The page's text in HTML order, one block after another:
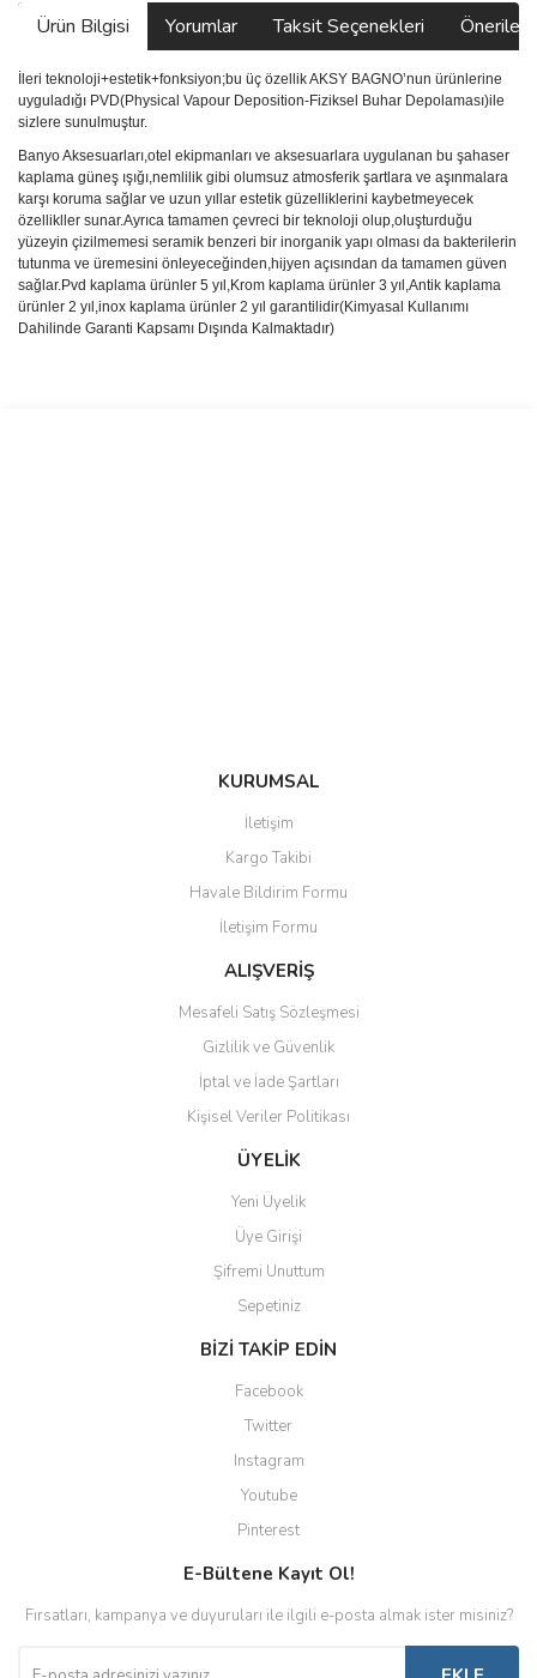
Ürün Bilgisi Yorumlar Taksit Seçenekleri
İleri teknoloji+estetik+fonksiyon;bu üç özellik AKSY BAGNO’nun ürünlerine
uyguladığı PVD(Physical Vapour Deposition-Fiziksel Buhar Depolaması)ile
sizlere sunulmuştur.
Banyo Aksesuarları,otel ekipmanları ve aksesuarlara uygulanan bu şahaser
kaplama güneş ışığı,nemlilik gibi olumsuz atmosferik şartlara ve aşınmalara
karşı koruma sağlar ve uzun yıllar estetik güzelliklerini kaybetmeyecek
özellikller sunar.Ayrıca tamamen çevreci bir teknoloji olup,oluşturduğu
yüzeyin çizilmemesi seramik benzeri bir inorganik yapı olması da bakterilerin
tutunma ve üremesini önleyeceğinden,hijyen açısından da tamamen güven
sağlar.Pvd kaplama ürünler 5 yıl,Krom kaplama ürünler 3 yıl,Antik kaplama
ürünler 2 yıl,inox kaplama ürünler 2 yıl garantilidir(Kimyasal Kullanımı
Dahilinde Garanti Kapsamı Dışında Kalmaktadır)
Gönder
KURUMSAL
İletişim
Kargo Takibi
Havale Bildirim Formu
İletişim Formu
ALIŞVERİŞ
Mesafeli Satış Sözleşmesi
Gizlilik ve Güvenlik
İptal ve İade Şartları
Kişisel Veriler Politikası
ÜYELİK
Yeni Üyelik
Üye Girişi
Şifremi Unuttum
Sepetiniz
BİZİ TAKİP EDİN
Facebook
Twitter
Instagram
Youtube
Pinterest
E-Bültene Kayıt Ol!
Fırsatları, kampanya ve duyuruları ile ilgili e-posta almak ister misiniz?